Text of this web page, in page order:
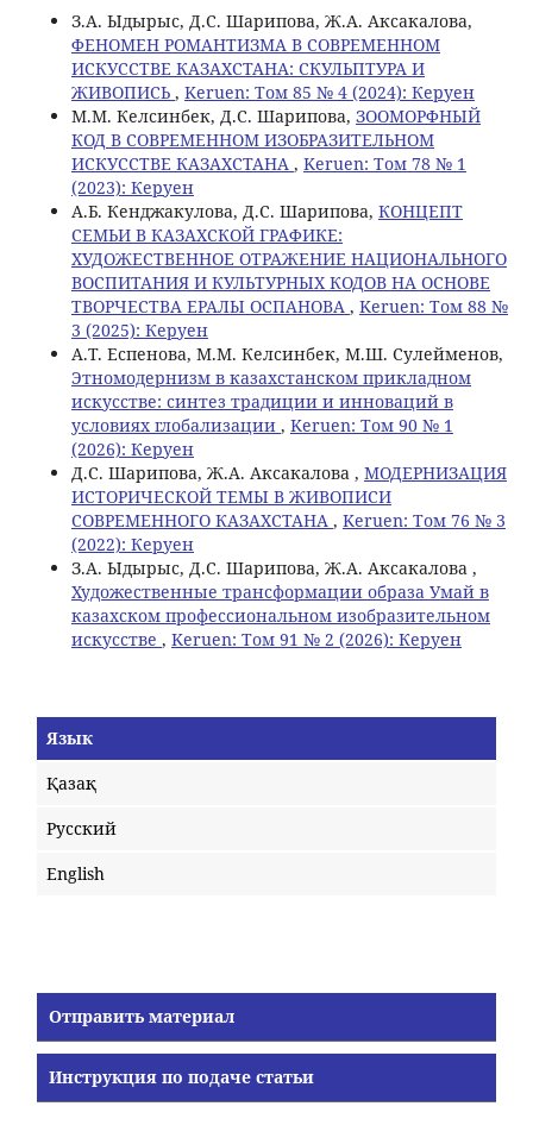
З.А. Ыдырыс, Д.С. Шарипова, Ж.А. Аксакалова,
ФЕНОМЕН РОМАНТИЗМА В СОВРЕМЕННОМ
ИСКУССТВЕ КАЗАХСТАНА: СКУЛЬПТУРА И
ЖИВОПИСЬ , Keruen: Том 85 № 4 (2024): Керуен
М.М. Келсинбек, Д.С. Шарипова, ЗООМОРФНЫЙ
КОД В СОВРЕМЕННОМ ИЗОБРАЗИТЕЛЬНОМ
ИСКУССТВЕ КАЗАХСТАНА , Keruen: Том 78 № 1
(2023): Керуен
А.Б. Кенджакулова, Д.С. Шарипова, КОНЦЕПТ
СЕМЬИ В КАЗАХСКОЙ ГРАФИКЕ:
ХУДОЖЕСТВЕННОЕ ОТРАЖЕНИЕ НАЦИОНАЛЬНОГО
ВОСПИТАНИЯ И КУЛЬТУРНЫХ КОДОВ НА ОСНОВЕ
ТВОРЧЕСТВА ЕРАЛЫ ОСПАНОВА , Keruen: Том 88 №
3 (2025): Керуен
А.Т. Еспенова, М.М. Келсинбек, М.Ш. Сулейменов,
Этномодернизм в казахстанском прикладном
искусстве: синтез традиции и инноваций в
условиях глобализации , Keruen: Том 90 № 1
(2026): Керуен
Д.С. Шарипова, Ж.А. Аксакалова , МОДЕРНИЗАЦИЯ
ИСТОРИЧЕСКОЙ ТЕМЫ В ЖИВОПИСИ
СОВРЕМЕННОГО КАЗАХСТАНА , Keruen: Том 76 № 3
(2022): Керуен
З.А. Ыдырыс, Д.С. Шарипова, Ж.А. Аксакалова ,
Художественные трансформации образа Умай в
казахском профессиональном изобразительном
искусстве , Keruen: Том 91 № 2 (2026): Керуен
Язык
Қазақ
Русский
English
Отправить материал
Инструкция по подаче статьи